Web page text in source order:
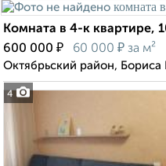
4
Комната в 4-к квартире,
600 000 ₽ 60 000 ₽ за м²
Октябрьский район, Бориса